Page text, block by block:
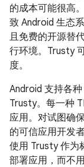
的成本可能很高
致 Android 生态
且免费的开源替
行环境。Trusty
度。
Android 支持各
Trusty。每一种
应用。对试图确
的可信应用开发
使用 Trusty 作为
部署应用，而不